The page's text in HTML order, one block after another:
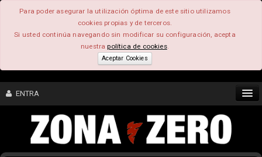
Para poder asegurar la utilización óptima de este sitio utilizamos
cookies propias y de terceros.
Si usted continúa navegando sin modificar su configuración, acepta
nuestrapolítica de cookies.
Aceptar Cookies
ENTRA
CONTENIDO